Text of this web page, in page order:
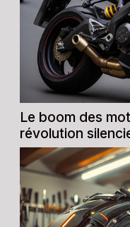
Le boom des
révolution